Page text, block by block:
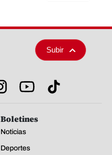
Subir
Boletines
Noticias
Deportes